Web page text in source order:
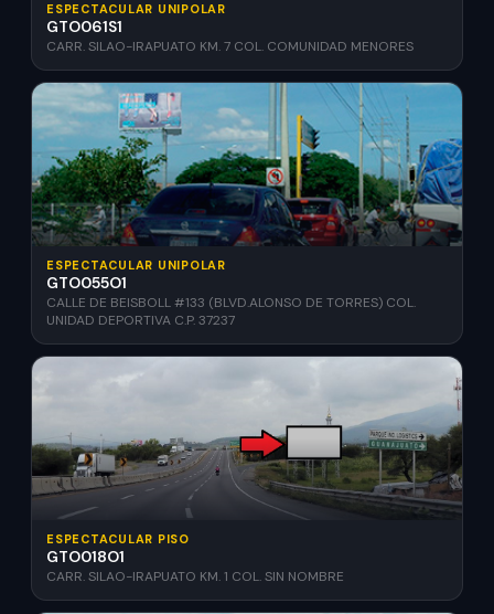
ESPECTACULAR UNIPOLAR
GTO061S1
CARR. SILAO-IRAPUATO KM. 7 COL. COMUNIDAD MENORES
ESPECTACULAR UNIPOLAR
GTO055O1
CALLE DE BEISBOLL #133 (BLVD.ALONSO DE TORRES) COL.
UNIDAD DEPORTIVA C.P. 37237
ESPECTACULAR PISO
GTO018O1
CARR. SILAO-IRAPUATO KM. 1 COL. SIN NOMBRE